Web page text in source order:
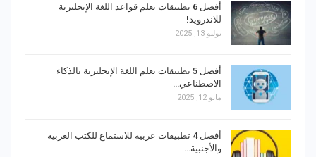
أفضل 6 تطبيقات تعلم قواعد اللغة الإنجليزية
للاندرويد!
يوليو 13, 2025
أفضل 5 تطبيقات تعلم اللغة الإنجليزية بالذكاء
الاصطناعي…
مايو 12, 2025
أفضل 4 تطبيقات عربية للاستماع للكتب العربية
والأجنبية…